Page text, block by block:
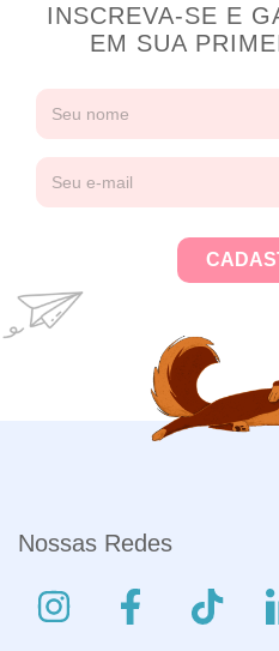
INSCREVA-SE E
EM SUA
Nossas Redes